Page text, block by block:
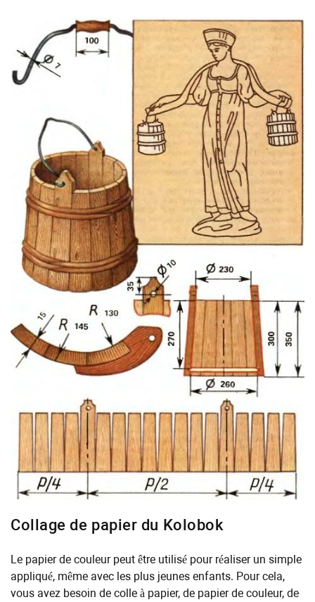
Collage de papier du Kolobok
Le papier de couleur peut être utilisé pour réaliser un simple
appliqué, même avec les plus jeunes enfants. Pour cela,
vous avez besoin de colle à papier, de papier de couleur, de